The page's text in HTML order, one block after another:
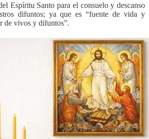
Espíritu Santo para el consuelo y descanso
difuntos; ya que es “fuente de vida y
de vivos y difuntos”.